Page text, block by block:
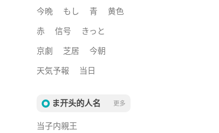
今晩 もし 青
黄色
赤
信号
きっと
京劇
芝居
今朝
天気予報
当日
ま开头的人名 更多
当子内親王